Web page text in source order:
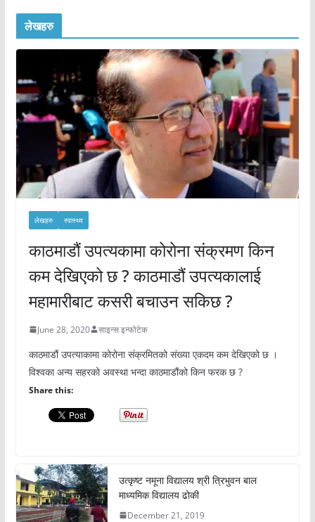
लेखहरु
लेखहरु स्वास्थ्य
काठमाडौं उपत्यकामा कोरोना संक्रमण किन
कम देखिएको छ ? काठमाडौं उपत्यकालाई
महामारीबाट कसरी बचाउन सकिछ ?
June 28, 2020 साइन्स इन्फोटेक
काठमाडौं उपत्याकामा कोरोना संक्रमितको संख्या एकदम कम देखिएको छ ।
विश्वका अन्य सहरको अवस्था भन्दा काठमाडौंको किन फरक छ ?
Share this:
उत्कृष्ट नमूना विद्यालय श्री त्रिभुवन बाल
माध्यमिक विद्यालय ढोकी
December 21, 2019